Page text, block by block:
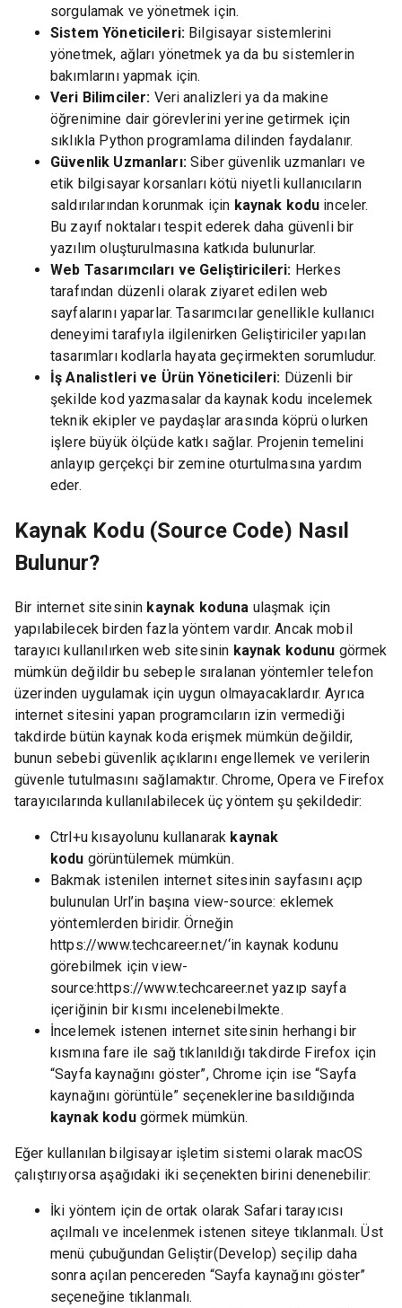
sorgulamak ve yönetmek için.
Sistem Yöneticileri: Bilgisayar sistemlerini
yönetmek, ağları yönetmek ya da bu sistemlerin
bakımlarını yapmak için.
Veri Bilimciler: Veri analizleri ya da makine
öğrenimine dair görevlerini yerine getirmek için
sıklıkla Python programlama dilinden faydalanır.
Güvenlik Uzmanları: Siber güvenlik uzmanları ve
etik bilgisayar korsanları kötü niyetli kullanıcıların
saldırılarından korunmak için kaynak kodu inceler.
Bu zayıf noktaları tespit ederek daha güvenli bir
yazılım oluşturulmasına katkıda bulunurlar.
Web Tasarımcıları ve Geliştiricileri: Herkes
tarafından düzenli olarak ziyaret edilen web
sayfalarını yaparlar. Tasarımcılar genellikle kullanıcı
deneyimi tarafıyla ilgilenirken Geliştiriciler yapılan
tasarımları kodlarla hayata geçirmekten sorumludur.
İş Analistleri ve Ürün Yöneticileri: Düzenli bir
şekilde kod yazmasalar da kaynak kodu incelemek
teknik ekipler ve paydaşlar arasında köprü olurken
işlere büyük ölçüde katkı sağlar. Projenin temelini
anlayıp gerçekçi bir zemine oturtulmasına yardım
eder.
Kaynak Kodu (Source Code) Nasıl
Bulunur?
Bir internet sitesinin kaynak koduna ulaşmak için
yapılabilecek birden fazla yöntem vardır. Ancak mobil
tarayıcı kullanılırken web sitesinin kaynak kodunu görmek
mümkün değildir bu sebeple sıralanan yöntemler telefon
üzerinden uygulamak için uygun olmayacaklardır. Ayrıca
internet sitesini yapan programcıların izin vermediği
takdirde bütün kaynak koda erişmek mümkün değildir,
bunun sebebi güvenlik açıklarını engellemek ve verilerin
güvenle tutulmasını sağlamaktır. Chrome, Opera ve Firefox
tarayıcılarında kullanılabilecek üç yöntem şu şekildedir:
Ctrl+u kısayolunu kullanarak kaynak
kodu görüntülemek mümkün.
Bakmak istenilen internet sitesinin sayfasını açıp
bulunulan Url’in başına view-source: eklemek
yöntemlerden biridir. Örneğin
https://www.techcareer.net/‘in kaynak kodunu
görebilmek için view-
source:https://www.techcareer.net yazıp sayfa
içeriğinin bir kısmı incelenebilmekte.
İncelemek istenen internet sitesinin herhangi bir
kısmına fare ile sağ tıklanıldığı takdirde Firefox için
“Sayfa kaynağını göster”, Chrome için ise “Sayfa
kaynağını görüntüle” seçeneklerine basıldığında
kaynak kodugörmek mümkün.
Eğer kullanılan bilgisayar işletim sistemi olarak macOS
çalıştırıyorsa aşağıdaki iki seçenekten birini denenebilir:
İki yöntem için de ortak olarak Safari tarayıcısı
açılmalı ve incelenmek istenen siteye tıklanmalı. Üst
menü çubuğundan Geliştir(Develop) seçilip daha
sonra açılan pencereden “Sayfa kaynağını göster”
seçeneğine tıklanmalı.